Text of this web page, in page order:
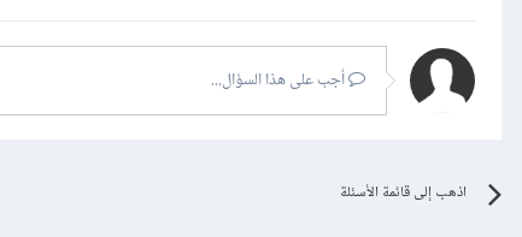
أجب على هذا السؤال...
اذهب إلى قائمة الأسئلة